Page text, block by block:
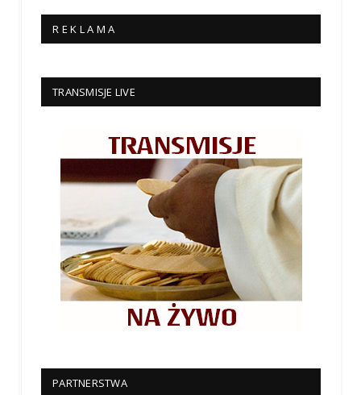
R E K L A M A
TRANSMISJE LIVE
PARTNERSTWA